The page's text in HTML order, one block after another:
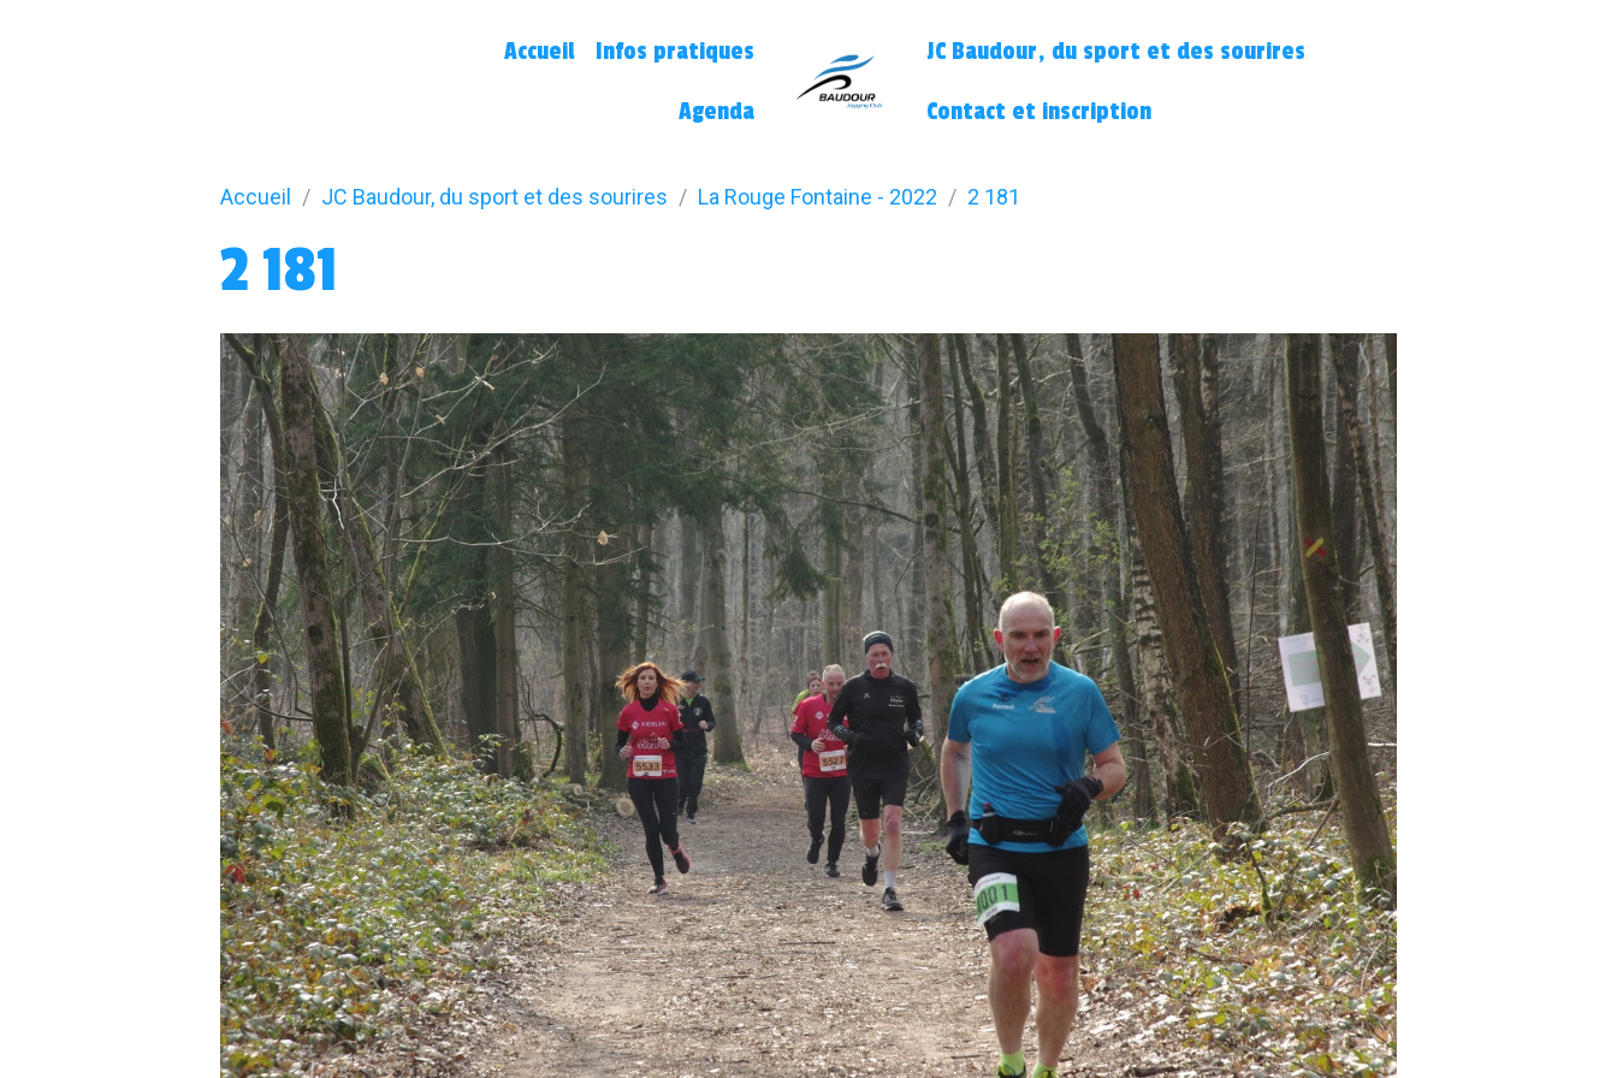
Accueil Infos pratiques
Agenda
JC Baudour, du sport et des sourires
Contact et inscription
Accueil JC Baudour, du sport et des sourires La Rouge Fontaine - 2022 2 181
2 181